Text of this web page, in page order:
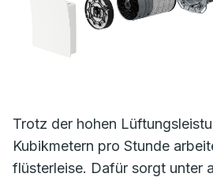
Trotz der hohen
Kubikmetern pro Stunde
flüsterleise. Dafür sorgt unter